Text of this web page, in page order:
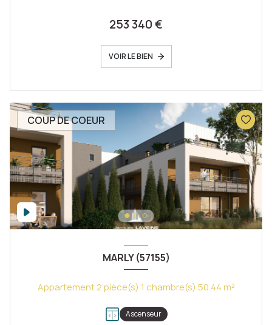
253 340 €
VOIR LE BIEN
COUP DE COEUR
MARLY (57155)
Appartement 2 pièce(s) 1 chambre(s) 50.44 m²
Ascenseur